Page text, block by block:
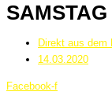
SAMSTAG
Direkt aus dem
14.03.2020
Facebook-f